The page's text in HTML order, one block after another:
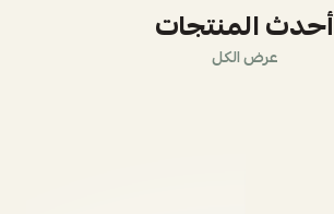
أحدث المنتجات
عرض الكل